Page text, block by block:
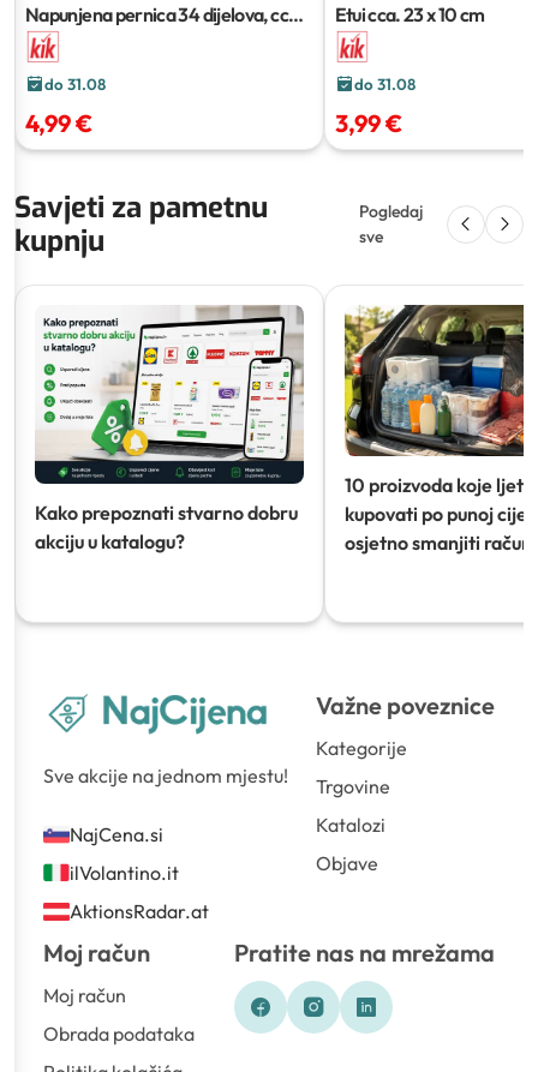
Napunjena pernica34 dijelova, cca.
14 x 19,5 x 3,8 cm
do 31.08
4,99 €
Etuicca. 23 x 10 cm
do 31.08
3,99 €
Savjeti za pametnu
kupnju
Pogledaj
sve
Kako prepoznati stvarno dobru
akciju u katalogu?
10 proizvoda koje ljeti
kupovati po punoj
osjetno smanjiti račun)
Sve akcije na jednom mjestu!
NajCena.si
ilVolantino.it
AktionsRadar.at
Važne poveznice
Kategorije
Trgovine
Katalozi
Objave
Moj račun
Moj račun
Obrada podataka
Pratite nas na mrežama